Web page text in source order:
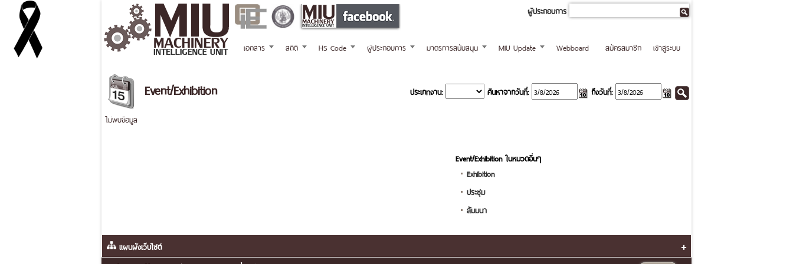
ผู้ประกอบการ
เอกสาร สถิติ HS Code ผู้ประกอบการ มาตรการสนับสนุน MIU Update Webboard เข้าสู่ระบบ
สมัครสมาชิก
Event/Exhibition ประเภทงาน: ค้นหาจากวันที่: ถึงวันที่:
ไม่พบข้อมูล
Event/Exhibition ในหมวดอื่นๆ
Exhibition
ประชุม
สัมมนา
+
แผนผังเว็บไซต์